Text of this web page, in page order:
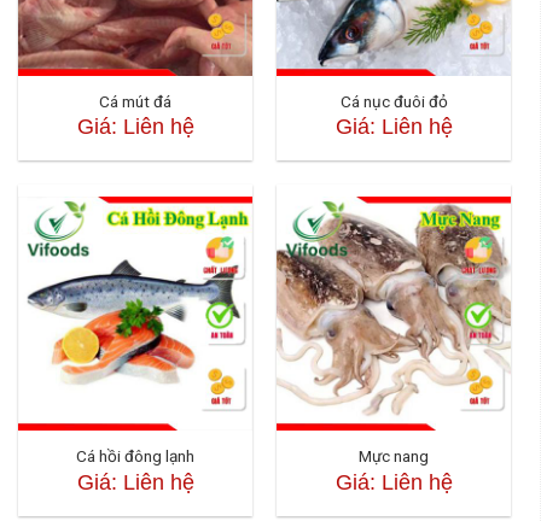
Cá mút đá
Giá: Liên hệ
Cá nục đuôi đỏ
Giá: Liên hệ
Cá hồi đông lạnh
Giá: Liên hệ
Mực nang
Giá: Liên hệ